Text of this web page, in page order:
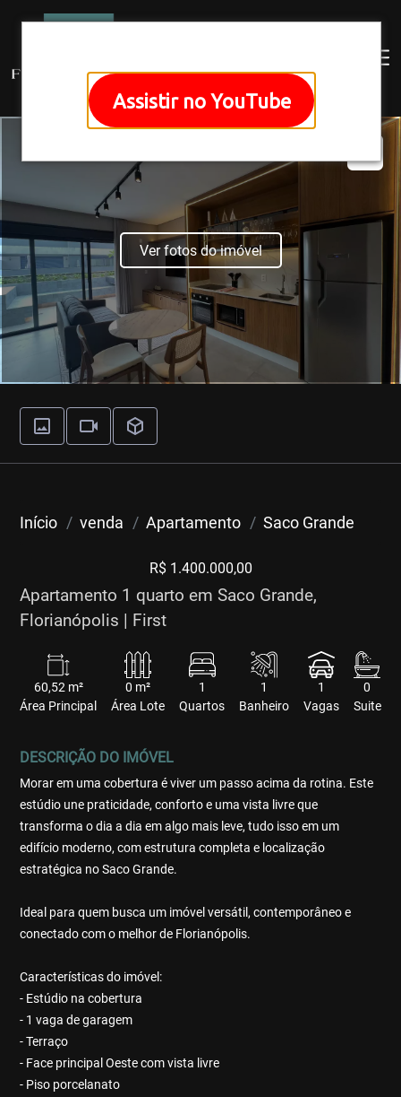
Assistir no YouTube
Ver fotos do imóvel
Início venda Apartamento Saco Grande
R$ 1.400.000,00
Apartamento 1 quarto em Saco Grande,
Florianópolis | First
60,52 m²
Área Principal
0 m²
Área Lote
1
Quartos
1
Banheiro
1
Vagas
0
Suite
DESCRIÇÃO DO IMÓVEL
Morar em uma cobertura é viver um passo acima da rotina. Este
estúdio une praticidade, conforto e uma vista livre que
transforma o dia a dia em algo mais leve, tudo isso em um
edifício moderno, com estrutura completa e localização
estratégica no Saco Grande.
Ideal para quem busca um imóvel versátil, contemporâneo e
conectado com o melhor de Florianópolis.
Características do imóvel:
- Estúdio na cobertura
- 1 vaga de garagem
- Terraço
- Face principal Oeste com vista livre
- Piso porcelanato